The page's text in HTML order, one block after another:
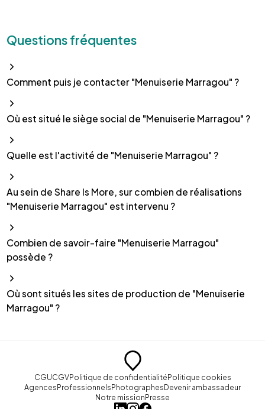
Questions fréquentes
Comment puis je contacter "Menuiserie Marragou" ?
Où est situé le siège social de "Menuiserie Marragou" ?
Quelle est l'activité de "Menuiserie Marragou" ?
Au sein de Share Is More, sur combien de réalisations
"Menuiserie Marragou" est intervenu ?
Combien de savoir-faire "Menuiserie Marragou"
possède ?
Où sont situés les sites de production de "Menuiserie
Marragou" ?
CGUCGVPolitique de confidentialitéPolitique cookies
AgencesProfessionnelsPhotographesDevenir ambassadeur
Notre missionPresse